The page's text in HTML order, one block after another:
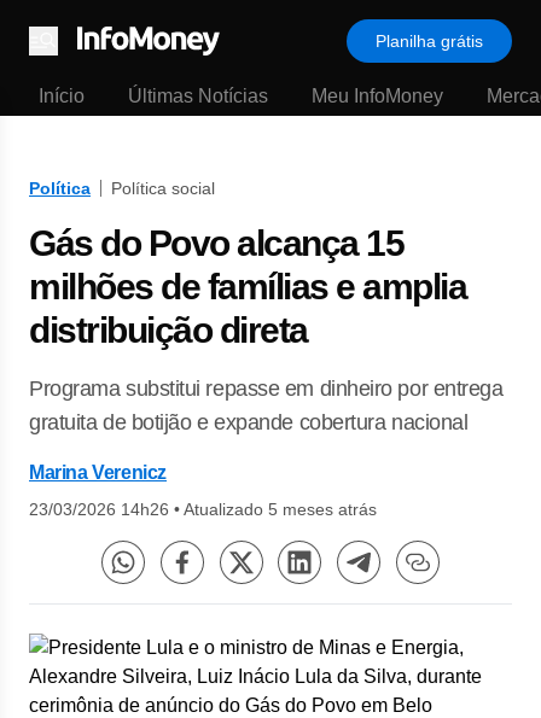
Menu
Planilha grátis
Início Últimas Notícias Meu InfoMoney
Política Política social
Gás do Povo alcança 15
milhões de famílias e amplia
distribuição direta
Programa substitui repasse em dinheiro por entrega
gratuita de botijão e expande cobertura nacional
Marina Verenicz
23/03/2026 14h26 •Atualizado 5 meses atrás